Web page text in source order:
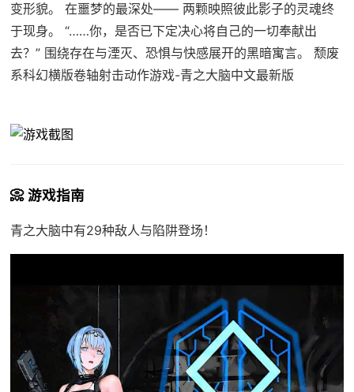
变形貌。 在噩梦的最深处—— 两颗映照彼此影子的灵魂终
于现身。 “……你，是否已下定决心将自己的一切奉献出
去？” 围绕存在与湮灭、恐惧与快感展开的黑暗寓言。 颓废
系科幻横版卷轴射击动作游戏-青之大脑中文最新版
📀 游戏指南
青之大脑中有29种敌人与陷阱登场！